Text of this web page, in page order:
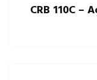
CRB 110C –